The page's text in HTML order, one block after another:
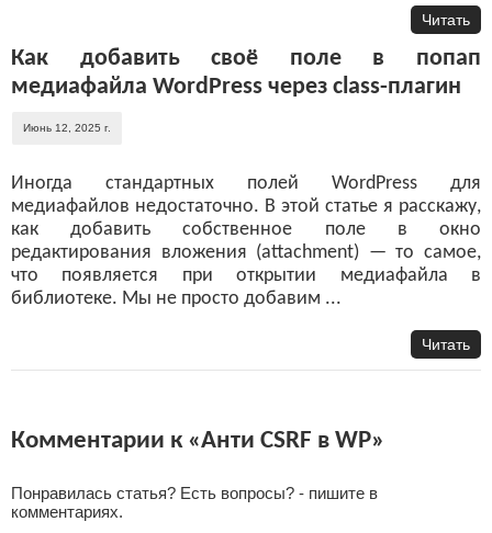
Читать
Как добавить своё поле в попап
медиафайла WordPress через class-плагин
Июнь 12, 2025 г.
Иногда стандартных полей WordPress для
медиафайлов недостаточно. В этой статье я расскажу,
как добавить собственное поле в окно
редактирования вложения (attachment) — то самое,
что появляется при открытии медиафайла в
библиотеке. Мы не просто добавим ...
Читать
Комментарии к «Анти CSRF в WP»
Понравилась статья? Есть вопросы? - пишите в
комментариях.